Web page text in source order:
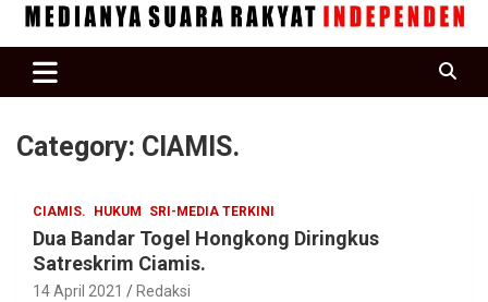
SRI Media news
Category: CIAMIS.
CIAMIS. HUKUM SRI-MEDIA TERKINI
Dua Bandar Togel Hongkong Diringkus
Satreskrim Ciamis.
14 April 2021 Redaksi